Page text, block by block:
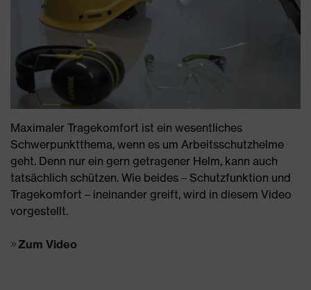
Maximaler Tragekomfort ist ein wesentliches
Schwerpunktthema, wenn es um Arbeitsschutzhelme
geht. Denn nur ein gern getragener Helm, kann auch
tatsächlich schützen. Wie beides – Schutzfunktion und
Tragekomfort – ineinander greift, wird in diesem Video
vorgestellt.
Zum Video